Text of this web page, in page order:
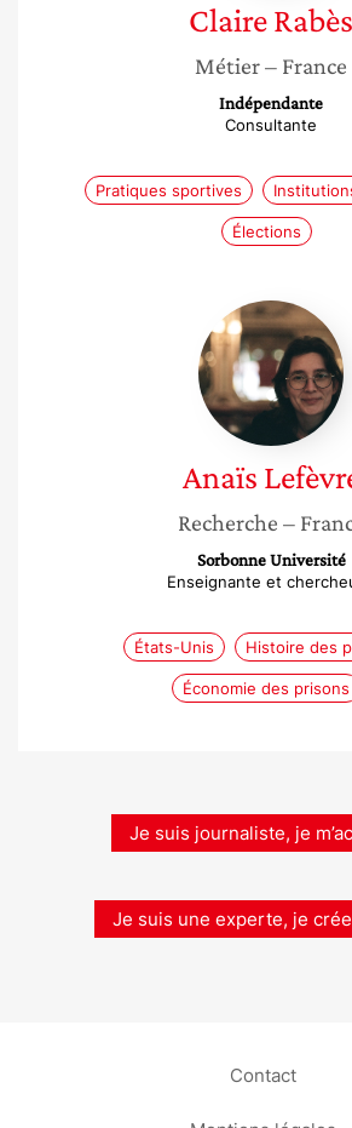
ClaireRabès
Métier– France
Indépendante
Consultante
Pratiques sportives
Élections
Anaïs
Lefèvre
Anaïs
Recherche –
Sorbonne Université
Enseignante et
États-Unis Histoire des
Économie des prisons
Je suis journaliste, je
Je suis une experte, je
Contact